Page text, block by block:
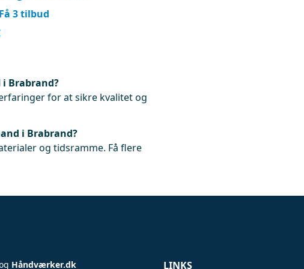
3 tilbud
Brabrand?
for at sikre kvalitet og
i Brabrand?
og tidsramme. Få flere
Håndværker.dk LINKS